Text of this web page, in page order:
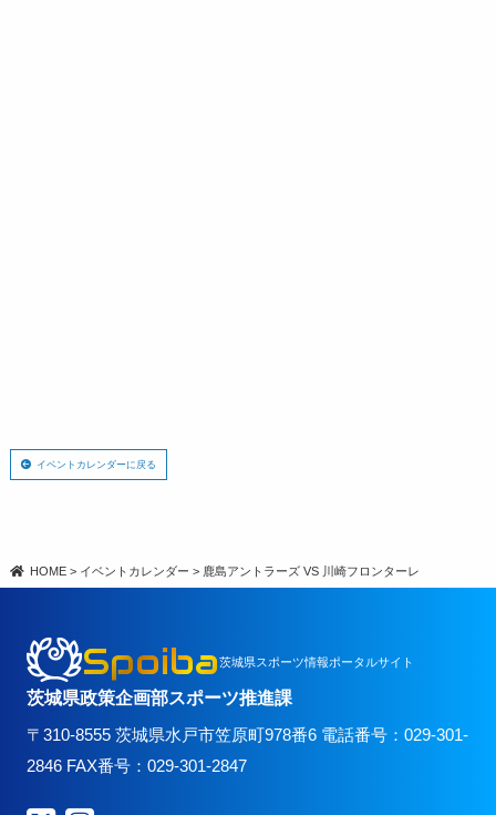
イベントカレンダーに戻る
HOME > イベントカレンダー > 鹿島アントラーズ VS 川崎フロンターレ
Spoiba茨城県スポーツ情報ポータルサイト
茨城県政策企画部スポーツ推進課
〒310-8555 茨城県水戸市笠原町978番6 電話番号：029-301-
2846 FAX番号：029-301-2847